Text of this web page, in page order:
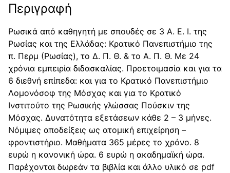
Περιγραφή
Ρωσικά από καθηγητή με σπουδές σε 3 Α. Ε. Ι. της
Ρωσίας και της Ελλάδας: Κρατικό Πανεπιστήμιο της
π. Περμ (Ρωσίας), το Δ. Π. Θ. & το Α. Π. Θ. Με 24
χρόνια εμπειρία διδασκαλίας. Προετοιμασία και για τα
6 διεθνή επίπεδα: και για το Κρατικό Πανεπιστήμιο
Λομονόσοφ της Μόσχας και για το Κρατικό
Ινστιτούτο της Ρωσικής γλώσσας Πούσκιν της
Μόσχας. Δυνατότητα εξετάσεων κάθε 2 – 3 μήνες.
Νόμιμες αποδείξεις ως ατομική επιχείρηση –
φροντιστήριο. Μαθήματα 365 μέρες το χρόνο. 8
ευρώ η κανονική ώρα. 6 ευρώ η ακαδημαϊκή ώρα.
Παρέχονται δωρεάν τα βιβλία και άλλο υλικό σε pdf